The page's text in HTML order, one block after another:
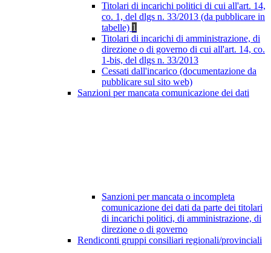
Titolari di incarichi politici di cui all'art. 14,
co. 1, del dlgs n. 33/2013 (da pubblicare in
tabelle) 1
Titolari di incarichi di amministrazione, di
direzione o di governo di cui all'art. 14, co.
1-bis, del dlgs n. 33/2013
Cessati dall'incarico (documentazione da
pubblicare sul sito web)
Sanzioni per mancata comunicazione dei dati
Sanzioni per mancata o incompleta
comunicazione dei dati da parte dei titolari
di incarichi politici, di amministrazione, di
direzione o di governo
Rendiconti gruppi consiliari regionali/provinciali